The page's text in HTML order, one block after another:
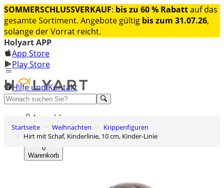
SOMMERSCHLUSSVERKAUF: bis zu 60 % Rabattauf das
gesamte Sortiment. Angebote gültig bis zum 31.07.26,
solange der Vorrat reicht.
Holyart APP
App Store
Play Store
Hilfe und Kontakt
Entdecken Sie Premium
Anmelden
Wunschliste
0
Warenkorb
Startseite Weihnachten
Krippenfiguren
Hirt mit Schaf, Kinderlinie, 10 cm, Kinder-Linie